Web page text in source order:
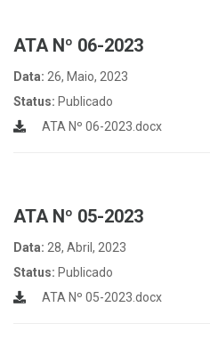
ATA Nº 06-2023
Data: 26, Maio, 2023
Status: Publicado
ATA Nº 06-2023.docx
ATA Nº 05-2023
Data: 28, Abril, 2023
Status: Publicado
ATA Nº 05-2023.docx